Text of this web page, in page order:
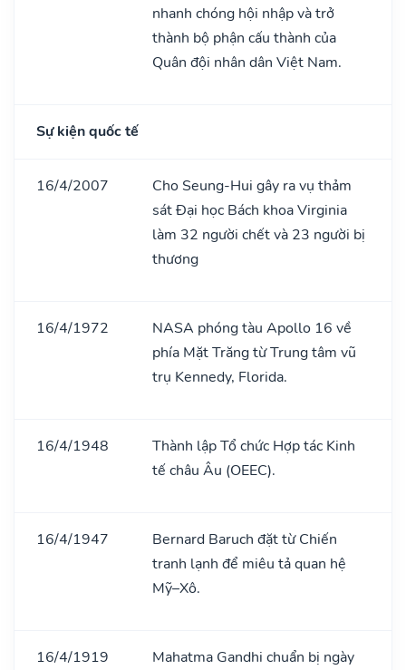
nhanh chóng hội nhập và trở
thành bộ phận cấu thành của
Quân đội nhân dân Việt Nam.
Sự kiện quốc tế
16/4/2007
Cho Seung-Hui gây ra vụ thảm
sát Đại học Bách khoa Virginia
làm 32 người chết và 23 người bị
thương
16/4/1972
NASA phóng tàu Apollo 16 về
phía Mặt Trăng từ Trung tâm vũ
trụ Kennedy, Florida.
16/4/1948
Thành lập Tổ chức Hợp tác Kinh
tế châu Âu (OEEC).
16/4/1947
Bernard Baruch đặt từ Chiến
tranh lạnh để miêu tả quan hệ
Mỹ–Xô.
16/4/1919
Mahatma Gandhi chuẩn bị ngày